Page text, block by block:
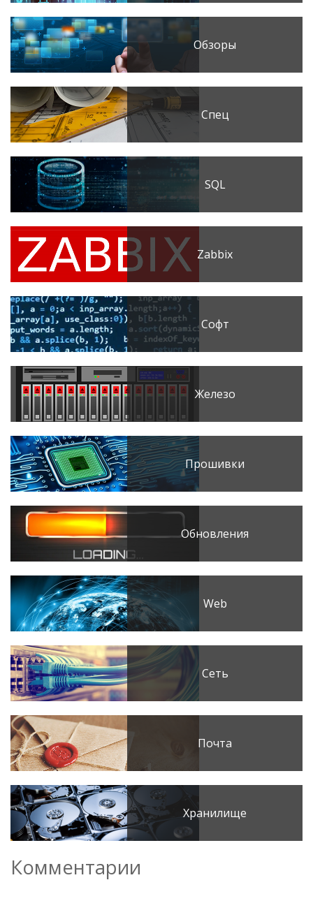
Обзоры
Спец
SQL
Zabbix
Софт
Железо
Прошивки
Обновления
Web
Сеть
Почта
Хранилище
Комментарии